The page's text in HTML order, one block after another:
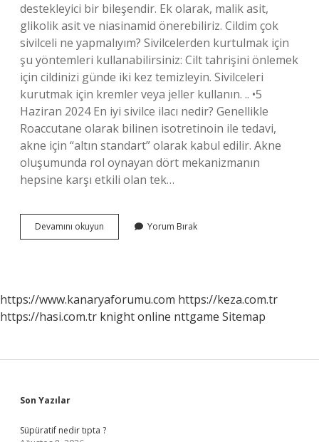
destekleyici bir bileşendir. Ek olarak, malik asit,
glikolik asit ve niasinamid önerebiliriz. Cildim çok
sivilceli ne yapmalıyım? Sivilcelerden kurtulmak için
şu yöntemleri kullanabilirsiniz: Cilt tahrişini önlemek
için cildinizi günde iki kez temizleyin. Sivilceleri
kurutmak için kremler veya jeller kullanın. .. •5
Haziran 2024 En iyi sivilce ilacı nedir? Genellikle
Roaccutane olarak bilinen isotretinoin ile tedavi,
akne için “altın standart” olarak kabul edilir. Akne
oluşumunda rol oynayan dört mekanizmanın
hepsine karşı etkili olan tek…
Devamını okuyun
Sivilceye
Yorum Bırak
https://www.kanaryaforumu.com https://keza.com.tr
https://hasi.com.tr knight online nttgame Sitemap
Sidebar
Son Yazılar
Süpüratif nedir tıpta ?